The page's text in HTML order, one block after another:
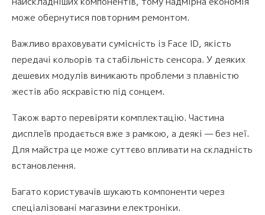
може обернутися повторним ремонтом.
Важливо враховувати сумісність із Face ID, якість
передачі кольорів та стабільність сенсора. У деяких
дешевих модулів виникають проблеми з плавністю
жестів або яскравістю під сонцем.
Також варто перевіряти комплектацію. Частина
дисплеїв продається вже з рамкою, а деякі — без неї.
Для майстра це може суттєво впливати на складність
встановлення.
Багато користувачів шукають компоненти через
спеціалізовані магазини електроніки.